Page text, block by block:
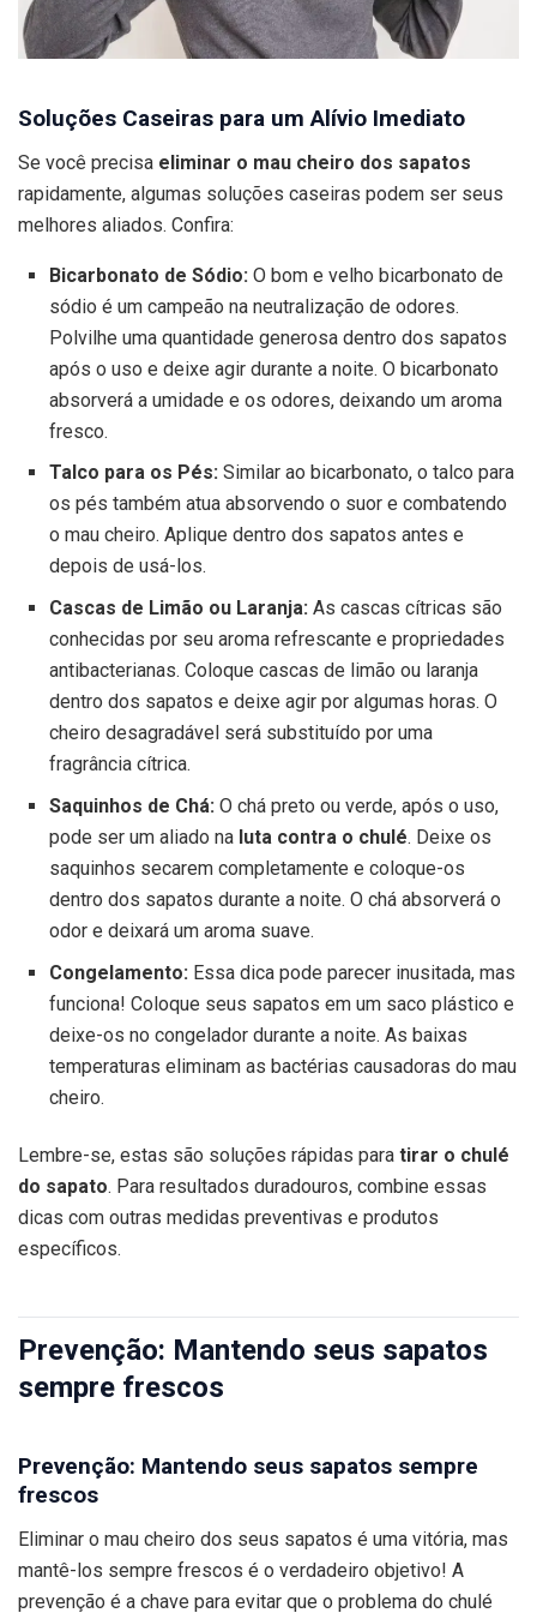
Soluções Caseiras para um Alívio Imediato
Se você precisa eliminar o mau cheiro dos sapatos
rapidamente, algumas soluções caseiras podem ser seus
melhores aliados. Confira:
Bicarbonato de Sódio: O bom e velho bicarbonato de
sódio é um campeão na neutralização de odores.
Polvilhe uma quantidade generosa dentro dos sapatos
após o uso e deixe agir durante a noite. O bicarbonato
absorverá a umidade e os odores, deixando um aroma
fresco.
Talco para os Pés:Similar ao bicarbonato, o talco para
os pés também atua absorvendo o suor e combatendo
o mau cheiro. Aplique dentro dos sapatos antes e
depois de usá-los.
Cascas de Limão ou Laranja:As cascas cítricas são
conhecidas por seu aroma refrescante e propriedades
antibacterianas. Coloque cascas de limão ou laranja
dentro dos sapatos e deixe agir por algumas horas. O
cheiro desagradável será substituído por uma
fragrância cítrica.
Saquinhos de Chá:O chá preto ou verde, após o uso,
pode ser um aliado na luta contra o chulé. Deixe os
saquinhos secarem completamente e coloque-os
dentro dos sapatos durante a noite. O chá absorverá o
odor e deixará um aroma suave.
Congelamento: Essa dica pode parecer inusitada, mas
funciona! Coloque seus sapatos em um saco plástico e
deixe-os no congelador durante a noite. As baixas
temperaturas eliminam as bactérias causadoras do mau
cheiro.
Lembre-se, estas são soluções rápidas para tirar o chulé
do sapato. Para resultados duradouros, combine essas
dicas com outras medidas preventivas e produtos
específicos.
Prevenção: Mantendo seus sapatos
sempre frescos
Prevenção: Mantendo seus sapatos sempre
frescos
Eliminar o mau cheiro dos seus sapatos é uma vitória, mas
mantê-los sempre frescos é o verdadeiro objetivo! A
prevenção é a chave para evitar que o problema do chulé